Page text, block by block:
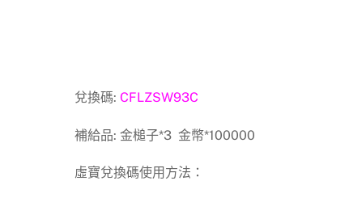
兌換碼: CFLZSW93C
補給品: 金槌子*3 金幣*100000
虛寶兌換碼使用方法：